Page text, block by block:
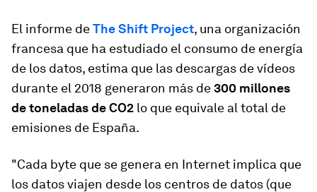
El informe deThe Shift Project, una organización
francesa que ha estudiado el consumo de energía
de los datos, estima que las descargas de vídeos
durante el 2018 generaron más de300 millones
de toneladas de CO2 lo que equivale al total de
emisiones de España.
"Cada byte que se genera en Internet implica que
los datos viajen desde los centros de datos (que